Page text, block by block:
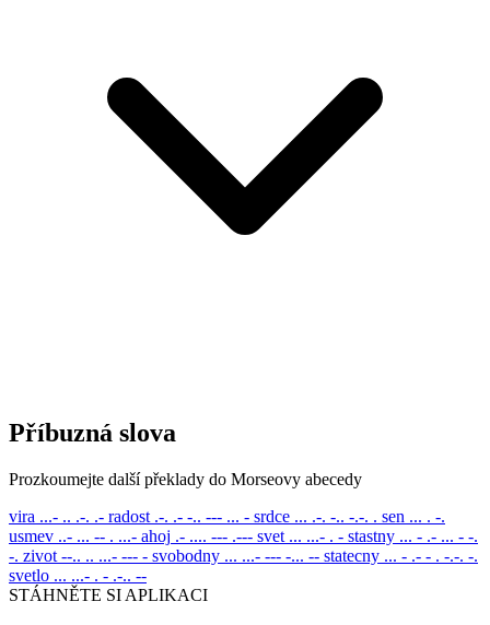
Příbuzná slova
Prozkoumejte další překlady do Morseovy abecedy
vira ...- .. .-. .- radost .-. .- -.. --- ... - srdce ... .-. -.. -.-. . sen ... . -.
usmev ..- ... -- . ...- ahoj .- .... --- .--- svet ... ...- . - stastny ... - .- ... - -.
-. zivot --.. .. ...- --- - svobodny ... ...- --- -... -- statecny ... - .- - . -.-. -.
svetlo ... ...- . - .-.. --
STÁHNĚTE SI APLIKACI